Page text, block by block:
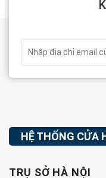
HỆ THỐNG CỬA
TRỤ SỞ HÀ NỘI